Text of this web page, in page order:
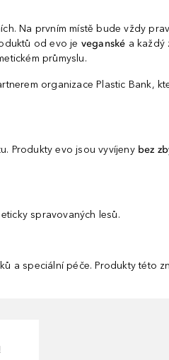
Na prvním místě bude vždy
od evo je veganské a
průmyslu.
organizace Plastic Bank,
Produkty evo jsou vyvíjeny bez
spravovaných lesů.
a speciální péče. Produkty této